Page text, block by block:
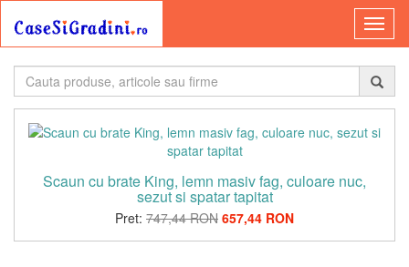
Scaun cu brate King, lemn masiv fag, culoare nuc,
sezut si spatar tapitat
Pret: 747,44 RON 657,44 RON